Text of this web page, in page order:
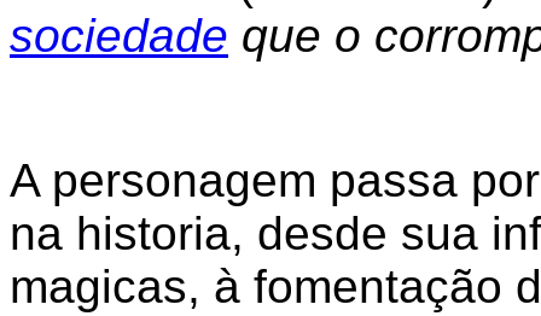
sociedade que o
A personagem passa
na historia, desde sua
magicas, à fomentação